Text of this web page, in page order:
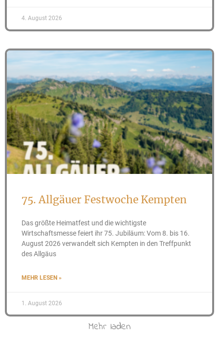
4. August 2026
75. Allgäuer Festwoche Kempten
Das größte Heimatfest und die wichtigste
Wirtschaftsmesse feiert ihr 75. Jubiläum: Vom 8. bis 16.
August 2026 verwandelt sich Kempten in den Treffpunkt
des Allgäus
MEHR LESEN »
1. August 2026
Mehr laden